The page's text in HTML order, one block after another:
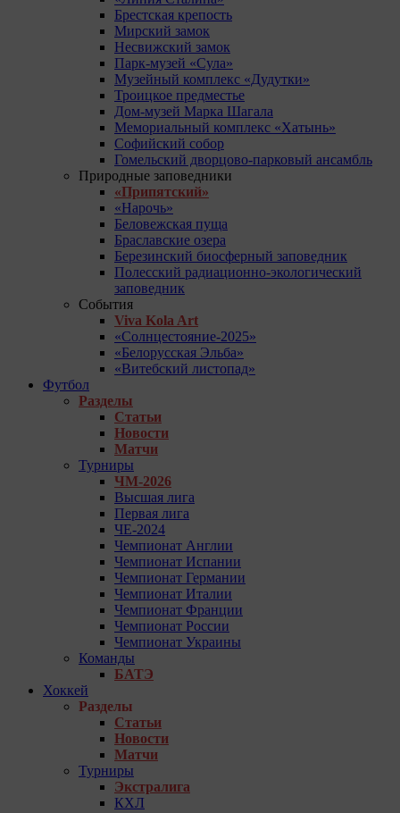
Брестская крепость
Мирский замок
Несвижский замок
Парк-музей «Сула»
Музейный комплекс «Дудутки»
Троицкое предместье
Дом-музей Марка Шагала
Мемориальный комплекс «Хатынь»
Софийский собор
Гомельский дворцово-парковый ансамбль
Природные заповедники
«Припятский»
«Нарочь»
Беловежская пуща
Браславские озера
Березинский биосферный заповедник
Полесский радиационно-экологический
заповедник
События
Viva Kola Art
«Солнцестояние-2025»
«Белорусская Эльба»
«Витебский листопад»
Футбол
Разделы
Статьи
Новости
Матчи
Турниры
ЧМ-2026
Высшая лига
Первая лига
ЧЕ-2024
Чемпионат Англии
Чемпионат Испании
Чемпионат Германии
Чемпионат Италии
Чемпионат Франции
Чемпионат России
Чемпионат Украины
Команды
БАТЭ
Хоккей
Разделы
Статьи
Новости
Матчи
Турниры
Экстралига
КХЛ